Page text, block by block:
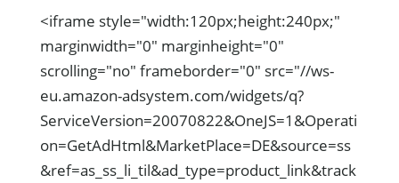
<iframe style="width:120px;height:240px;"
marginwidth="0" marginheight="0"
scrolling="no" frameborder="0" src="//ws-
eu.amazon-adsystem.com/widgets/q?
ServiceVersion=20070822&OneJS=1&Operati
on=GetAdHtml&MarketPlace=DE&source=ss
&ref=as_ss_li_til&ad_type=product_link&track